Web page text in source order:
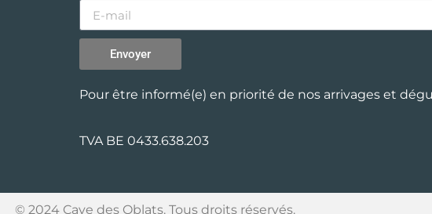
Envoyer
Pour être informé(e) en priorité de nos arrivages et
TVA BE 0433.638.203
© 2024 Cave des Oblats. Tous droits réservés.